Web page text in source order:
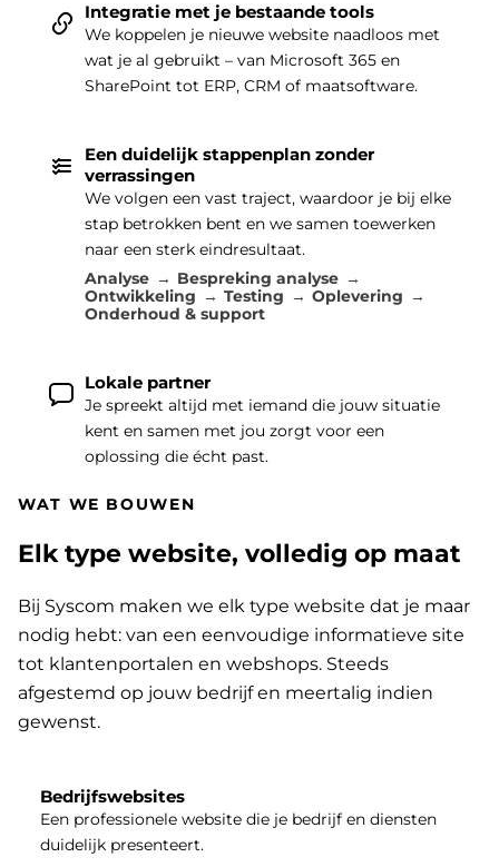
Integratie met je bestaande tools
We koppelen je nieuwe website naadloos met
wat je al gebruikt – van Microsoft 365 en
SharePoint tot ERP, CRM of maatsoftware.
Een duidelijk stappenplan zonder
verrassingen
We volgen een vast traject, waardoor je bij elke
stap betrokken bent en we samen toewerken
naar een sterk eindresultaat.
Analyse
Bespreking analyse
Ontwikkeling
Testing
Oplevering
Onderhoud & support
Lokale partner
Je spreekt altijd met iemand die jouw situatie
kent en samen met jou zorgt voor een
oplossing die écht past.
WAT WE BOUWEN
Elk type website, volledig op maat
Bij Syscom maken we elk type website dat je maar
nodig hebt: van een eenvoudige informatieve site
tot klantenportalen en webshops. Steeds
afgestemd op jouw bedrijf en meertalig indien
gewenst.
Bedrijfswebsites
Een professionele website die je bedrijf en diensten
duidelijk presenteert.